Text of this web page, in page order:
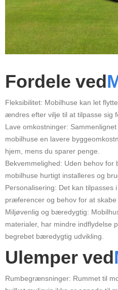
Fordele ved
Fleksibilitet: Mobilhuse kan let
ændres efter vilje til at tilpasse sig
Lave omkostninger:
mobilhuse en lavere
hjem, mens du sparer penge.
Bekvemmelighed: Uden behov
mobilhuse hurtigt installeres og
Personalisering: Det kan tilpasses
præferencer og behov for at
Miljøvenlig og bæredygtig:
materialer, har mindre indflydelse
begrebet bæredygtig udvikling.
Ulemper ved
Rumbegrænsninger: Rummet til